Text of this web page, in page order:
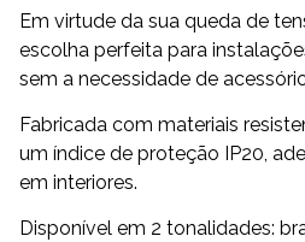
Em virtude da sua queda de
escolha perfeita para
sem a necessidade de
Fabricada com materiais
um índice de proteção IP20,
em interiores.
Disponível em 2 tonalidades: